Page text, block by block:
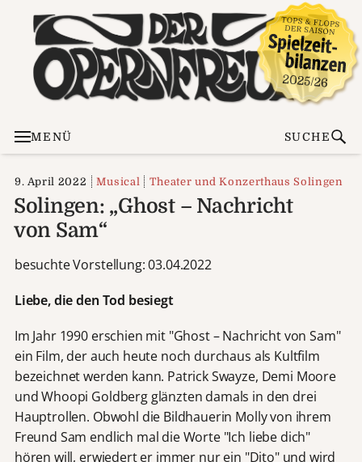
MENÜ SUCHE
9. April 2022 Musical Theater und Konzerthaus Solingen
Solingen: „Ghost – Nachricht
von Sam“
besuchte Vorstellung: 03.04.2022
Liebe, die den Tod besiegt
Im Jahr 1990 erschien mit "Ghost – Nachricht von Sam"
ein Film, der auch heute noch durchaus als Kultfilm
bezeichnet werden kann. Patrick Swayze, Demi Moore
und Whoopi Goldberg glänzten damals in den drei
Hauptrollen. Obwohl die Bildhauerin Molly von ihrem
Freund Sam endlich mal die Worte "Ich liebe dich"
hören will, erwiedert er immer nur ein "Dito" und wird